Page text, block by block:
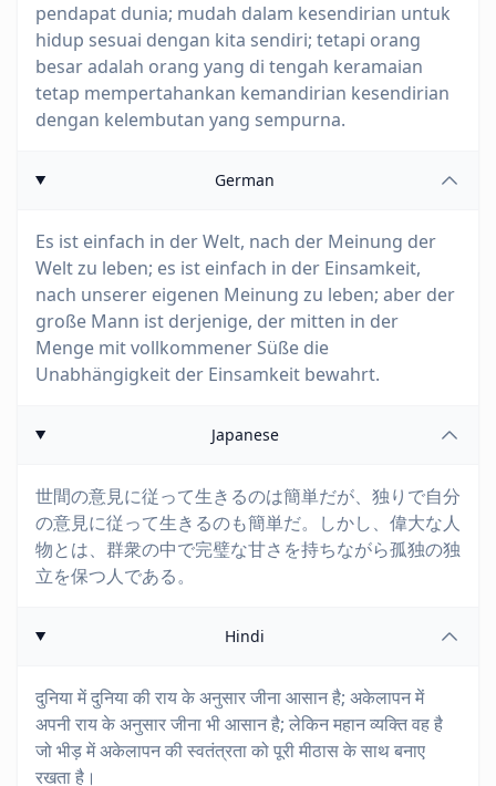
pendapat dunia; mudah dalam kesendirian untuk
hidup sesuai dengan kita sendiri; tetapi orang
besar adalah orang yang di tengah keramaian
tetap mempertahankan kemandirian kesendirian
dengan kelembutan yang sempurna.
German
Es ist einfach in der Welt, nach der Meinung der
Welt zu leben; es ist einfach in der Einsamkeit,
nach unserer eigenen Meinung zu leben; aber der
große Mann ist derjenige, der mitten in der
Menge mit vollkommener Süße die
Unabhängigkeit der Einsamkeit bewahrt.
Japanese
世間の意見に従って生きるのは簡単だが、独りで自分
の意見に従って生きるのも簡単だ。しかし、偉大な人
物とは、群衆の中で完璧な甘さを持ちながら孤独の独
立を保つ人である。
Hindi
दुनिया में दुनिया की राय के अनुसार जीना आसान है; अकेलापन में
अपनी राय के अनुसार जीना भी आसान है; लेकिन महान व्यक्ति वह है
जो भीड़ में अकेलापन की स्वतंत्रता को पूरी मीठास के साथ बनाए
रखता है।